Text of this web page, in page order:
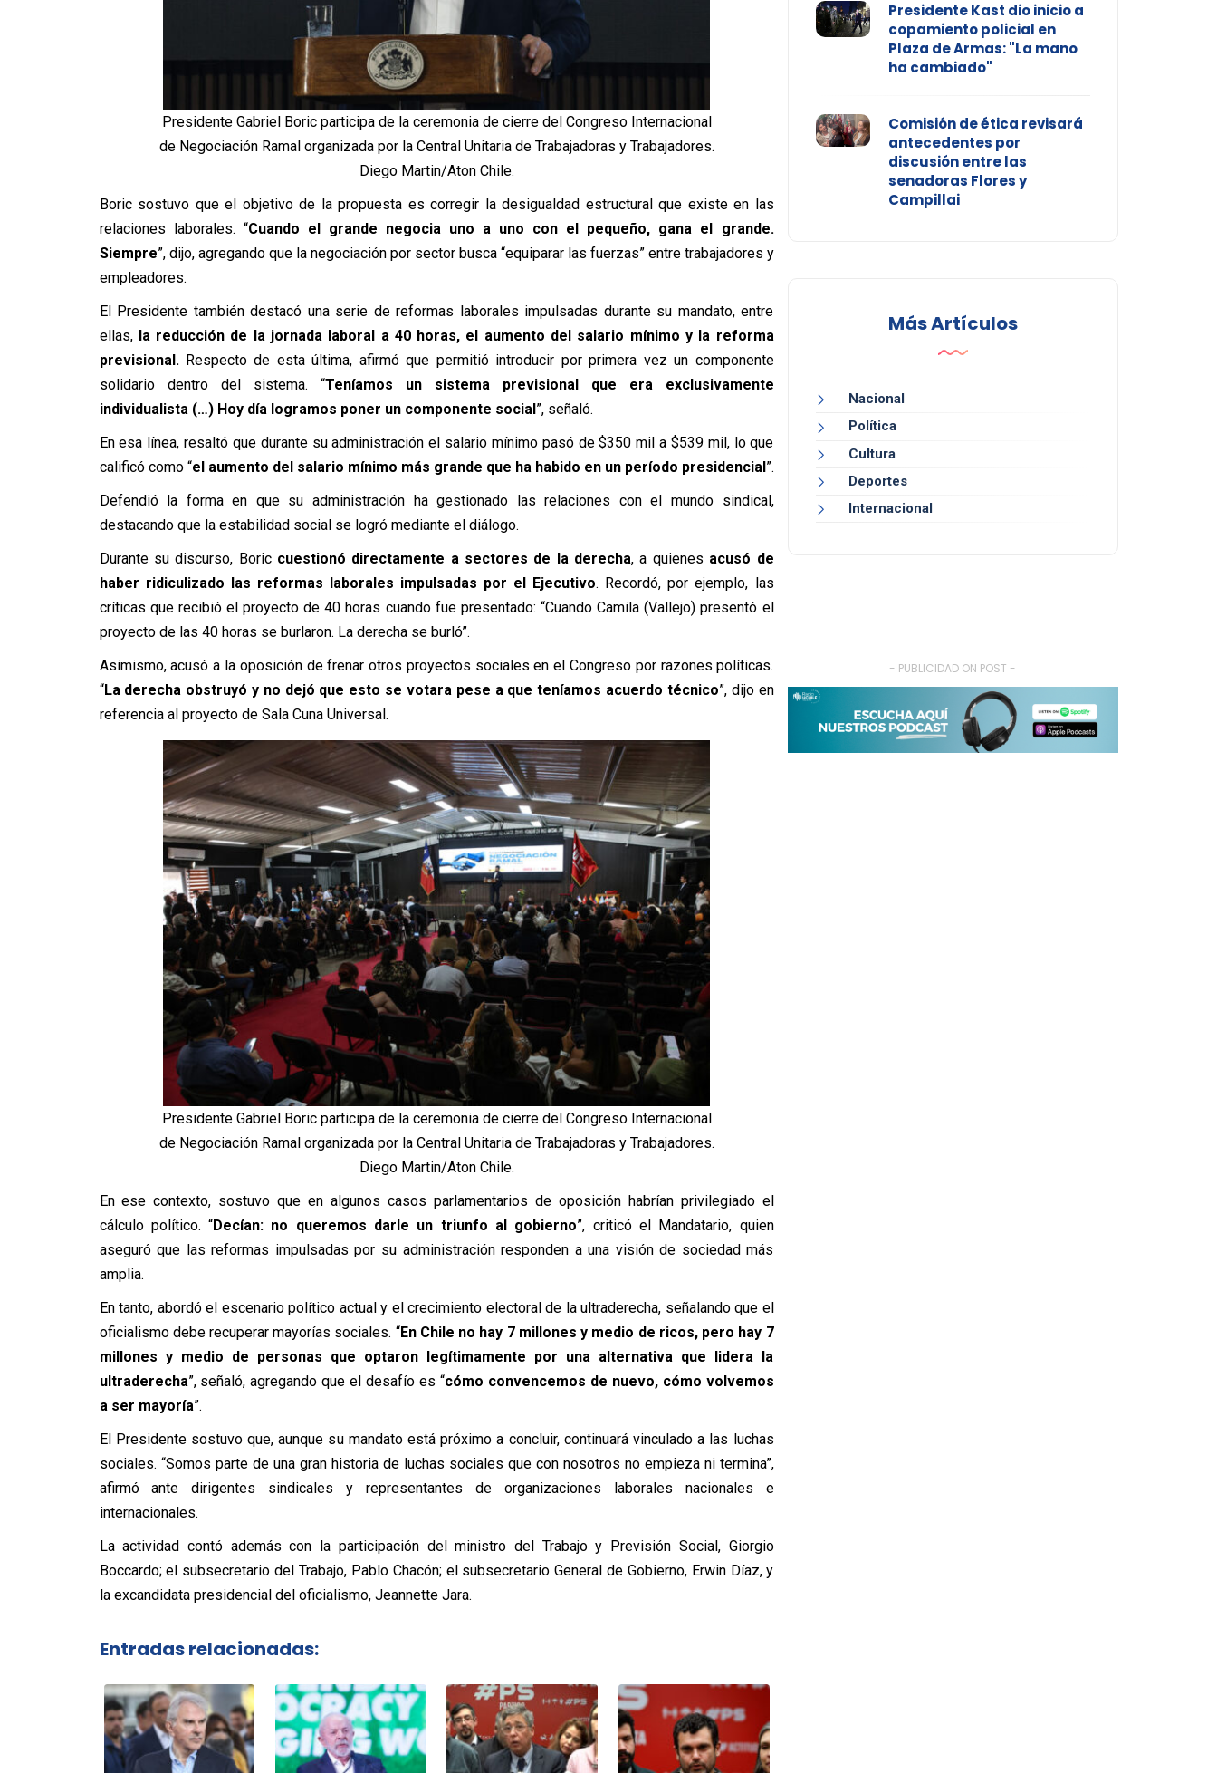
Presidente Gabriel Boric participa de la ceremonia de cierre del Congreso Internacional
de Negociación Ramal organizada por la Central Unitaria de Trabajadoras y Trabajadores.
Diego Martin/Aton Chile.
Boric sostuvo que el objetivo de la propuesta es corregir la desigualdad estructural que existe en las
relaciones laborales. “Cuando el grande negocia uno a uno con el pequeño, gana el grande.
Siempre”, dijo, agregando que la negociación por sector busca “equiparar las fuerzas” entre trabajadores y
empleadores.
El Presidente también destacó una serie de reformas laborales impulsadas durante su mandato, entre
ellas,la reducción de la jornada laboral a 40 horas, el aumento del salario mínimo y la reforma
previsional. Respecto de esta última, afirmó que permitió introducir por primera vez un componente
solidario dentro del sistema. “Teníamos un sistema previsional que era exclusivamente
individualista (…) Hoy día logramos poner un componente social”, señaló.
En esa línea, resaltó que durante su administración el salario mínimo pasó de $350 mil a $539 mil, lo que
calificó como “el aumento del salario mínimo más grande que ha habido en un período presidencial”.
Defendió la forma en que su administración ha gestionado las relaciones con el mundo sindical,
destacando que la estabilidad social se logró mediante el diálogo.
Durante su discurso, Boric cuestionó directamente a sectores de la derecha, a quienes acusó de
haber ridiculizado las reformas laborales impulsadas por el Ejecutivo. Recordó, por ejemplo, las
críticas que recibió el proyecto de 40 horas cuando fue presentado: “Cuando Camila (Vallejo) presentó el
proyecto de las 40 horas se burlaron. La derecha se burló”.
Asimismo, acusó a la oposición de frenar otros proyectos sociales en el Congreso por razones políticas.
“La derecha obstruyó y no dejó que esto se votara pese a que teníamos acuerdo técnico”, dijo en
referencia al proyecto de Sala Cuna Universal.
Presidente Gabriel Boric participa de la ceremonia de cierre del Congreso Internacional
de Negociación Ramal organizada por la Central Unitaria de Trabajadoras y Trabajadores.
Diego Martin/Aton Chile.
En ese contexto, sostuvo que en algunos casos parlamentarios de oposición habrían privilegiado el
cálculo político. “Decían: no queremos darle un triunfo al gobierno”, criticó el Mandatario, quien
aseguró que las reformas impulsadas por su administración responden a una visión de sociedad más
amplia.
En tanto, abordó el escenario político actual y el crecimiento electoral de la ultraderecha, señalando que el
oficialismo debe recuperar mayorías sociales. “En Chile no hay 7 millones y medio de ricos, pero hay 7
millones y medio de personas que optaron legítimamente por una alternativa que lidera la
ultraderecha”, señaló, agregando que el desafío es “cómo convencemos de nuevo, cómo volvemos
a ser mayoría”.
El Presidente sostuvo que, aunque su mandato está próximo a concluir, continuará vinculado a las luchas
sociales. “Somos parte de una gran historia de luchas sociales que con nosotros no empieza ni termina”,
afirmó ante dirigentes sindicales y representantes de organizaciones laborales nacionales e
internacionales.
La actividad contó además con la participación del ministro del Trabajo y Previsión Social, Giorgio
Boccardo; el subsecretario del Trabajo, Pablo Chacón; el subsecretario General de Gobierno, Erwin Díaz, y
la excandidata presidencial del oficialismo, Jeannette Jara.
Entradas relacionadas:
Presidente Kast dio inicio a
copamiento policial en
Plaza de Armas: "La mano
ha cambiado"
Comisión de ética revisará
antecedentes por
discusión entre las
senadoras Flores y
Campillai
Más Artículos
Nacional
Política
Cultura
Deportes
Internacional
- PUBLICIDAD ON POST -